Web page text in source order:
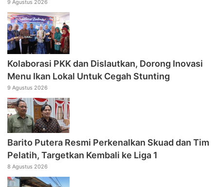
9 Agustus 2026
Kolaborasi PKK dan Dislautkan, Dorong Inovasi
Menu Ikan Lokal Untuk Cegah Stunting
9 Agustus 2026
Barito Putera Resmi Perkenalkan Skuad dan Tim
Pelatih, Targetkan Kembali ke Liga 1
8 Agustus 2026